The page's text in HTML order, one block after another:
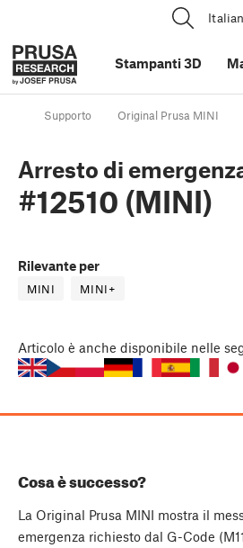
Stampanti 3D
Supporto Original Prusa MINI
Arresto di
#12510 (MINI)
Rilevante per
MINI MINI+
Articolo è anche disponibile nelle
Cosa è successo?
La Original Prusa MINI mostra il
emergenza richiesto dal G-Code